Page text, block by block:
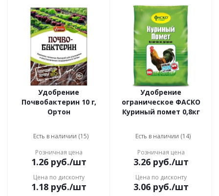
Удобрение
Почвобактерин 10 г,
Ортон
Есть в наличии (15)
Розничная цена
1.26руб./шт
Цена по дисконту
1.18руб./шт
Удобрение
ограническое ФАСКО
Куриный помет 0,8кг
Есть в наличии (14)
Розничная цена
3.26руб./шт
Цена по дисконту
3.06руб./шт